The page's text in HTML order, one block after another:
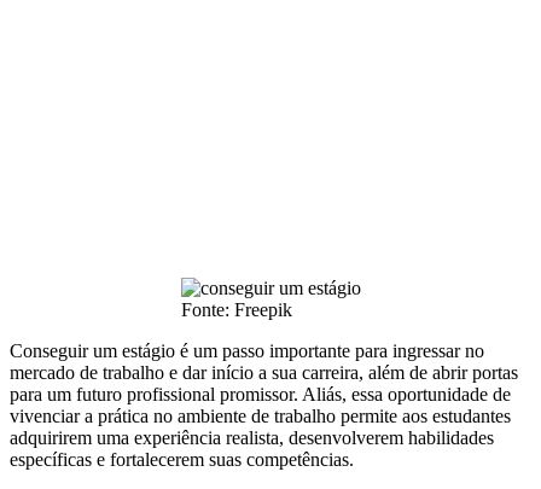
Fonte: Freepik
Conseguir um estágio é um passo importante para ingressar no
mercado de trabalho e dar início a sua carreira, além de abrir portas
para um futuro profissional promissor. Aliás, essa oportunidade de
vivenciar a prática no ambiente de trabalho permite aos estudantes
adquirirem uma experiência realista, desenvolverem habilidades
específicas e fortalecerem suas competências.